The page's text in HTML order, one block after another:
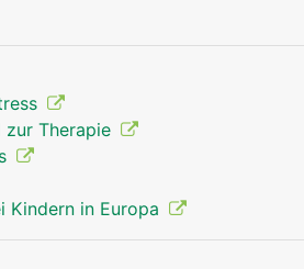
zur Therapie
Kindern in Europa